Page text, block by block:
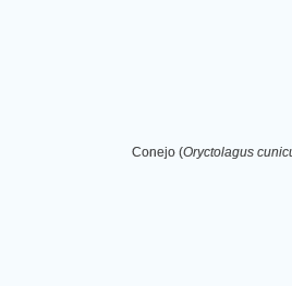
Conejo (Oryctolagus